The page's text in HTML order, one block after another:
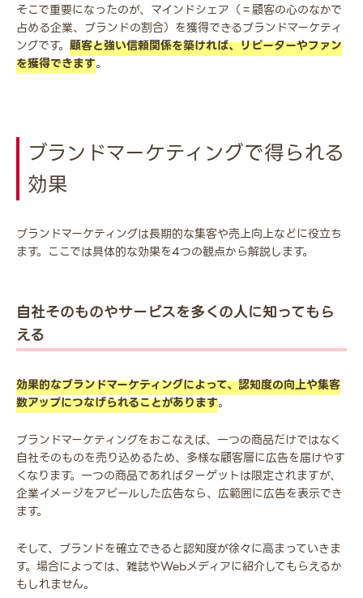
そこで重要になったのが、マインドシェア（＝顧客の心のなかで
占める企業、ブランドの割合）を獲得できるブランドマーケティ
ングです。 顧客と強い信頼関係を築ければ、リピーターやファン
を獲得できます。
ブランドマーケティングで得られる
効果
ブランドマーケティングは長期的な集客や売上向上などに役立ち
ます。ここでは具体的な効果を4つの観点から解説します。
自社そのものやサービスを多くの人に知ってもら
える
効果的なブランドマーケティングによって、認知度の向上や集客
数アップにつなげられることがあります。
ブランドマーケティングをおこなえば、一つの商品だけではなく
自社そのものを売り込めるため、多様な顧客層に広告を届けやす
くなります。一つの商品であればターゲットは限定されますが、
企業イメージをアピールした広告なら、広範囲に広告を表示でき
ます。
そして、ブランドを確立できると認知度が徐々に高まっていきま
す。場合によっては、雑誌やWebメディアに紹介してもらえるか
もしれません。